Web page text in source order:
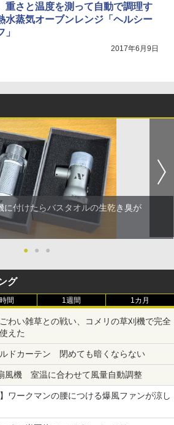
重さと温度を測って自動で調理す
水蒸気オーブンレンジ「ヘルシー
」
2017年6月9日
に付けたらバスタオルの生乾き臭が
● ● ●
グ
間 1週間 1カ月
わい雑草との戦い、コメリの草刈機で完全
えた
ドカーテン 閉めても暗くならない
風機 室温に合わせて風量自動調整
ワークマンの腰につける爆風ファンが涼し